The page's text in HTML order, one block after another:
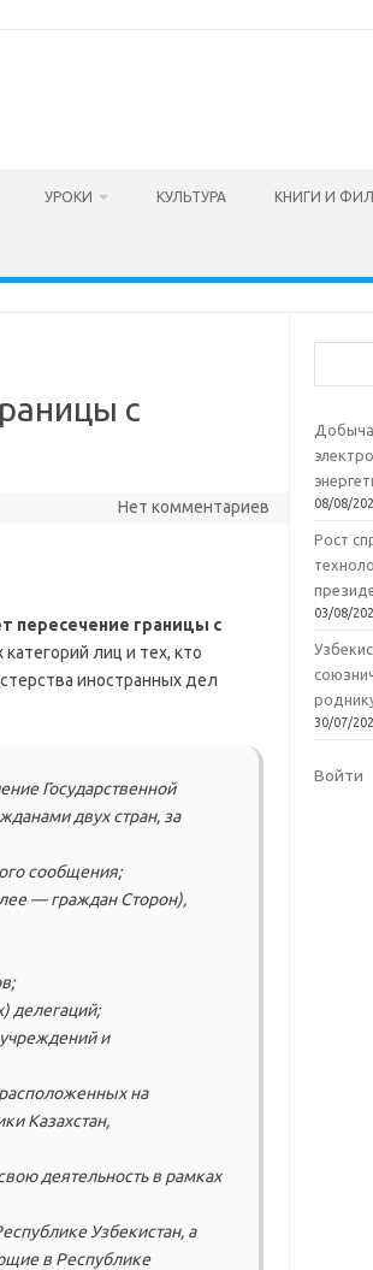
УРОКИ КУЛЬТУРА КНИГИ И
с
Нет комментариев
пересечение границы с
лиц и тех, кто
иностранных дел
Государственной
двух стран, за
сообщения;
— граждан Сторон),
делегаций;
и
на
Казахстан,
деятельность в рамках
Узбекистан, а
в Республике
Добыча
08/08/
Рост
03/08/
30/07/
Войти